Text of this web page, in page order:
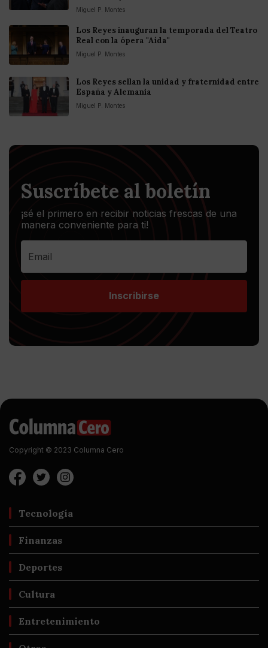
Miguel P. Montes
Los Reyes inauguran la temporada del Teatro
Real con la ópera "Aída"
Miguel P. Montes
Los Reyes sellan la unidad y fraternidad entre
España y Alemania
Miguel P. Montes
Suscríbete al boletín
¡sé el primero en recibir noticias frescas de una
manera conveniente para ti!
Inscribirse
Copyright © 2023 Columna Cero
Tecnología
Finanzas
Deportes
Cultura
Entretenimiento